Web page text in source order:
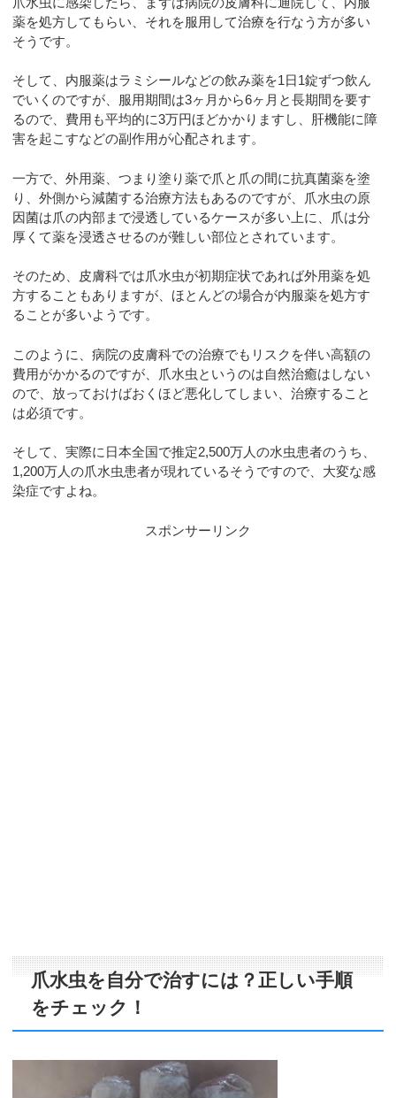
薬を処方してもらい、それを服用して治療を行なう方が多い
そうです。
そして、内服薬はラミシールなどの飲み薬を1日1錠ずつ飲ん
でいくのですが、服用期間は3ヶ月から6ヶ月と長期間を要す
るので、費用も平均的に3万円ほどかかりますし、肝機能に障
害を起こすなどの副作用が心配されます。
一方で、外用薬、つまり塗り薬で爪と爪の間に抗真菌薬を塗
り、外側から減菌する治療方法もあるのですが、爪水虫の原
因菌は爪の内部まで浸透しているケースが多い上に、爪は分
厚くて薬を浸透させるのが難しい部位とされています。
そのため、皮膚科では爪水虫が初期症状であれば外用薬を処
方することもありますが、ほとんどの場合が内服薬を処方す
ることが多いようです。
このように、病院の皮膚科での治療でもリスクを伴い高額の
費用がかかるのですが、爪水虫というのは自然治癒はしない
ので、放っておけばおくほど悪化してしまい、治療すること
は必須です。
そして、実際に日本全国で推定2,500万人の水虫患者のうち、
1,200万人の爪水虫患者が現れているそうですので、大変な感
染症ですよね。
スポンサーリンク
爪水虫を自分で治すには？正しい手順
をチェック！